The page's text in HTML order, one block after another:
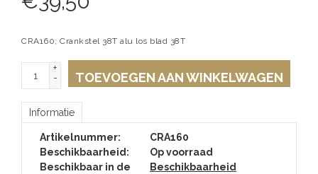
CRA160; Crankstel 38T alu los blad 38T
+
-
TOEVOEGEN AAN WINKELWAGEN
Informatie
Artikelnummer:
CRA160
Beschikbaarheid:
Op voorraad
Beschikbaar in de
Beschikbaarheid